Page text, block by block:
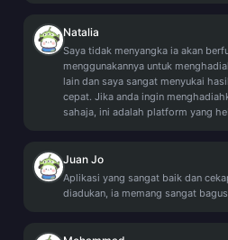
Natalia
Saya tidak menyangka ia akan
menggunakannya untuk
lain dan saya sangat menyukai
cepat. Jika anda ingin
sahaja, ini adalah platform yang
Juan Jo
Aplikasi yang sangat baik dan
diadukan, ia memang sangat